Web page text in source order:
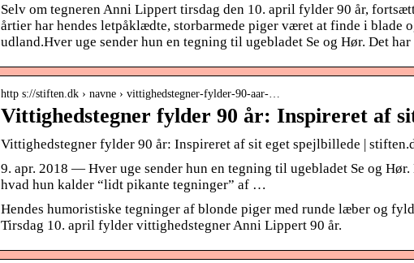
Selv om tegneren Anni Lippert tirsdag den 10. april fylder 90 år,
årtier har hendes letpåklædte, storbarmede piger været at finde i blade
udland.Hver uge sender hun en tegning til ugebladet Se og Hør. Det
http s://stiften.dk › navne › vittighedstegner-fylder-90-aar-…
Vittighedstegner fylder 90 år: Inspireret af
Vittighedstegner fylder 90 år: Inspireret af sit eget spejlbillede |
9. apr. 2018 — Hver uge sender hun en tegning til ugebladet Se og
hvad hun kalder “lidt pikante tegninger” af …
Hendes humoristiske tegninger af blonde piger med runde læber og
Tirsdag 10. april fylder vittighedstegner Anni Lippert 90 år.